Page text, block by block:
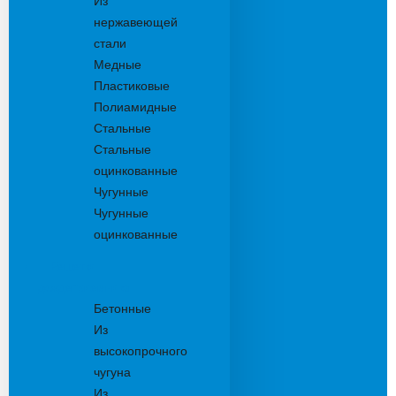
нержавеющей
стали
Медные
Пластиковые
Полиамидные
Стальные
Стальные
оцинкованные
Чугунные
Чугунные
оцинкованные
Бетонные
Из
высокопрочного
чугуна